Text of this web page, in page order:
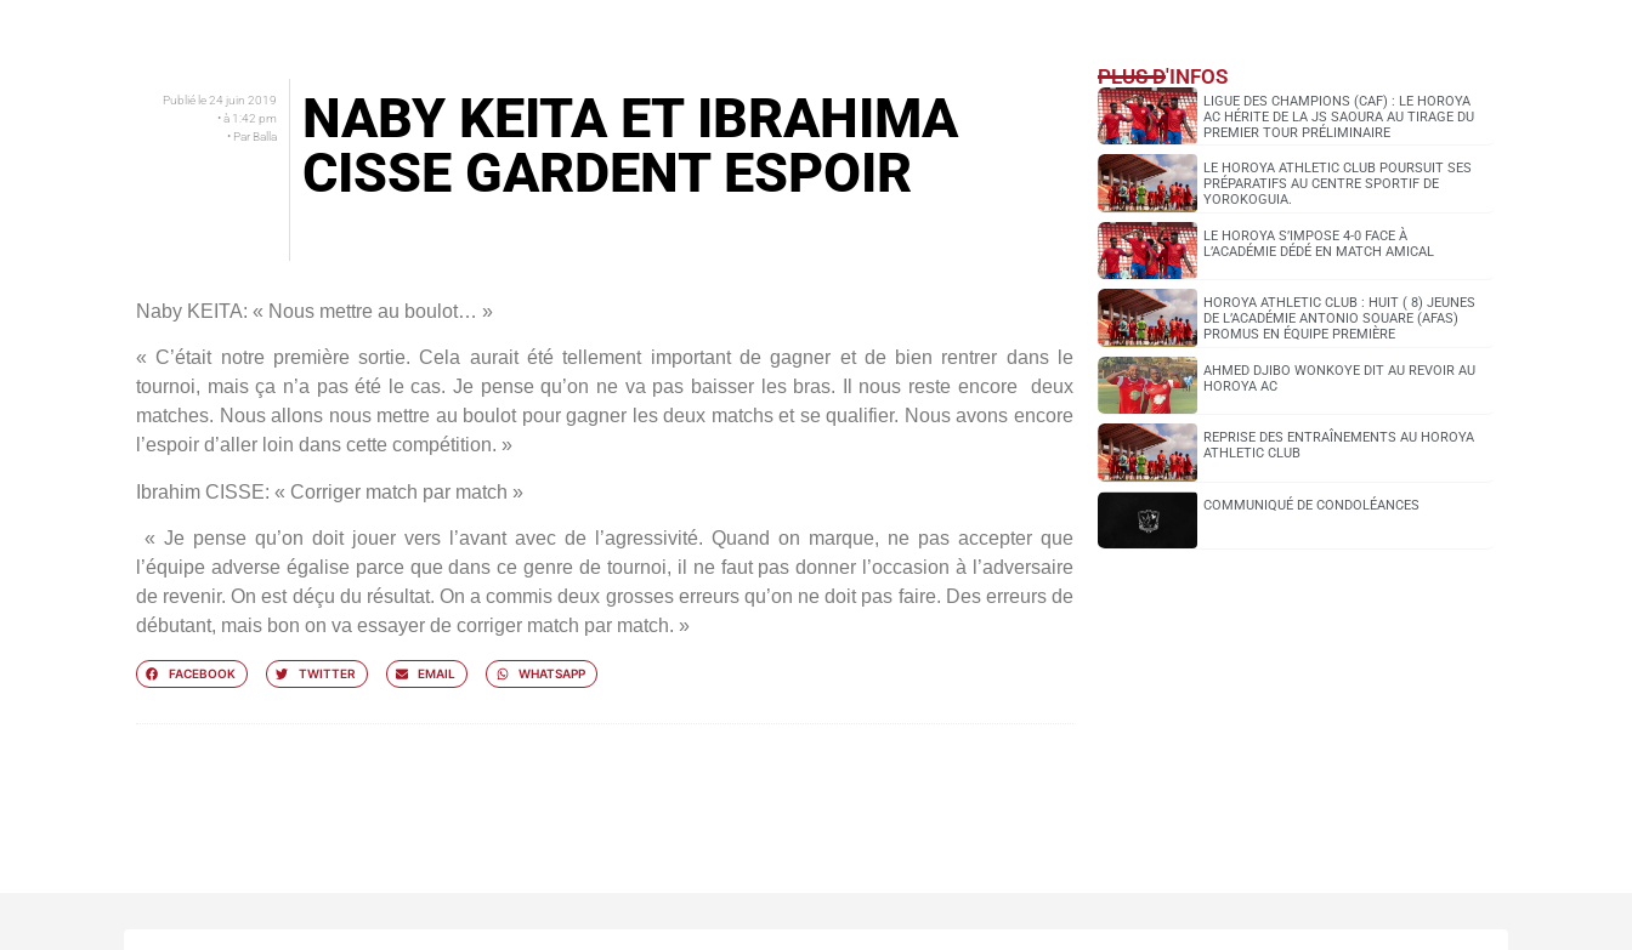
Publié le24 juin 2019
• à 1:42 pm
• ParBalla
NABY KEITA ET IBRAHIMA
CISSE GARDENT ESPOIR
Naby KEITA: « Nous mettre au boulot… »
« C’était notre première sortie. Cela aurait été tellement important de gagner et de bien rentrer dans le
tournoi, mais ça n’a pas été le cas. Je pense qu’on ne va pas baisser les bras. Il nous reste encore deux
matches. Nous allons nous mettre au boulot pour gagner les deux matchs et se qualifier. Nous avons encore
l’espoir d’aller loin dans cette compétition. »
Ibrahim CISSE: « Corriger match par match »
« Je pense qu’on doit jouer vers l’avant avec de l’agressivité. Quand on marque, ne pas accepter que
l’équipe adverse égalise parce que dans ce genre de tournoi, il ne faut pas donner l’occasion à l’adversaire
de revenir. On est déçu du résultat. On a commis deux grosses erreurs qu’on ne doit pas faire. Des erreurs de
débutant, mais bon on va essayer de corriger match par match. »
FACEBOOK TWITTER EMAIL WHATSAPP
PLUS D'INFOS
LIGUE DES CHAMPIONS (CAF) : LE HOROYA
AC HÉRITE DE LA JS SAOURA AU TIRAGE DU
PREMIER TOUR PRÉLIMINAIRE
LE HOROYA ATHLETIC CLUB POURSUIT SES
PRÉPARATIFS AU CENTRE SPORTIF DE
YOROKOGUIA.
LE HOROYA S’IMPOSE 4-0 FACE À
L’ACADÉMIE DÉDÉ EN MATCH AMICAL
HOROYA ATHLETIC CLUB : HUIT ( 8) JEUNES
DE L’ACADÉMIE ANTONIO SOUARE (AFAS)
PROMUS EN ÉQUIPE PREMIÈRE
AHMED DJIBO WONKOYE DIT AU REVOIR AU
HOROYA AC
REPRISE DES ENTRAÎNEMENTS AU HOROYA
ATHLETIC CLUB
COMMUNIQUÉ DE CONDOLÉANCES